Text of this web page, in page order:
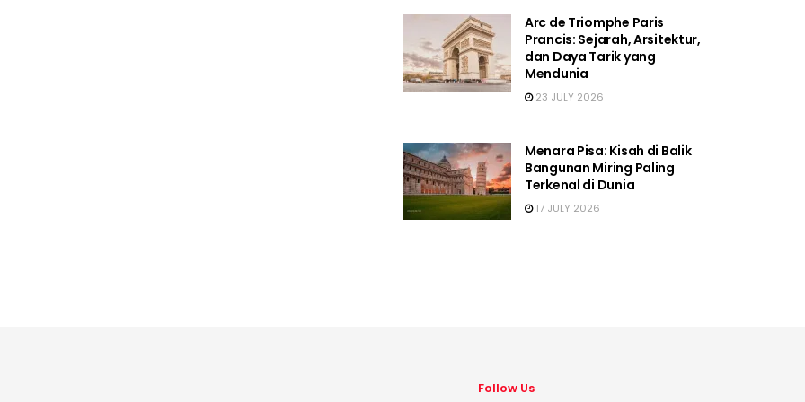
Arc de Triomphe Paris
Prancis: Sejarah, Arsitektur,
dan Daya Tarik yang
Mendunia
23 JULY 2026
Menara Pisa: Kisah di Balik
Bangunan Miring Paling
Terkenal di Dunia
17 JULY 2026
Follow Us